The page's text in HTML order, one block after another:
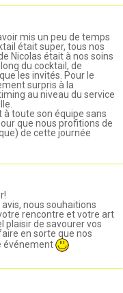
mis un peu de temps
était super, tous nos
Nicolas était à nos soins
du cocktail, de
les invités. Pour le
surpris à la
au niveau du service
à toute son équipe sans
que nous profitions de
de cette journée
nous souhaitions
rencontre et votre art
plaisir de savourer vos
en sorte que nos
événement